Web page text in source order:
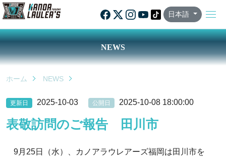
日本語
NEWS
ホーム NEWS
更新日 2025-10-03 公開日 2025-10-08 18:00:00
表敬訪問のご報告 田川市
9月25日（水）、カノアラウレアーズ福岡は田川市を